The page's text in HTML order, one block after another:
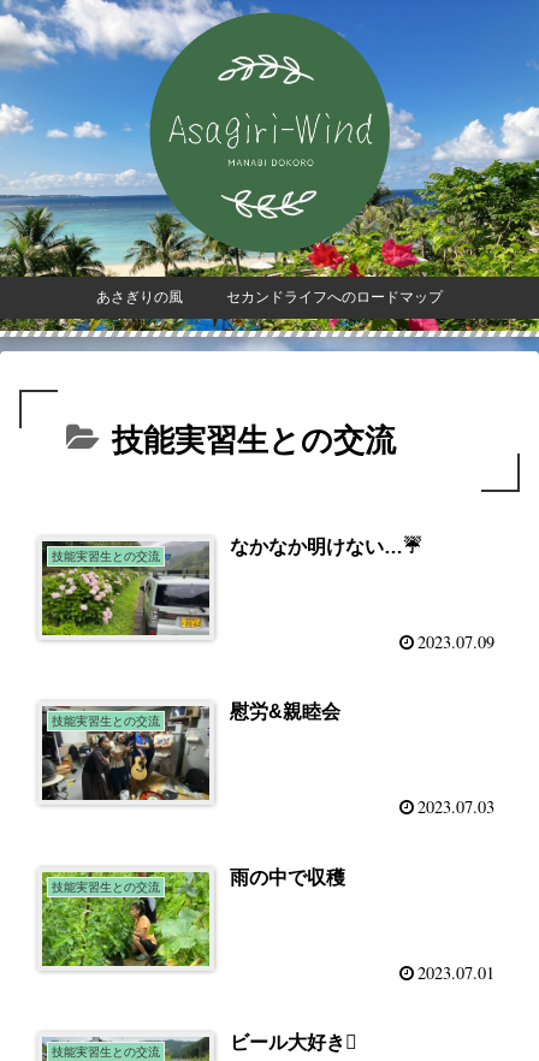
あさぎりの風 セカンドライフへのロードマップ
技能実習生との交流
技能実習生との交流 なかなか明けない…☔️
2023.07.09
技能実習生との交流 慰労&親睦会
2023.07.03
技能実習生との交流 雨の中で収穫
2023.07.01
技能実習生との交流 ビール大好き